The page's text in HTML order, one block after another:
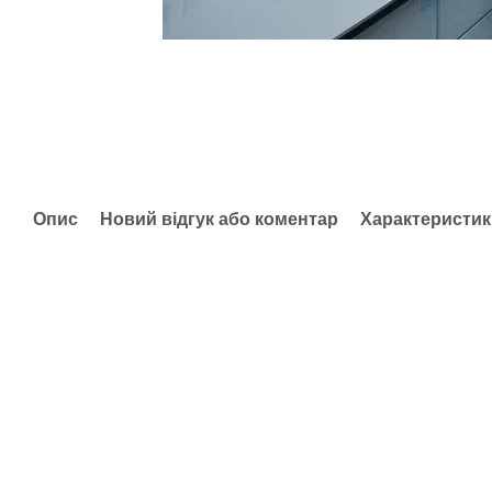
Опис Новий відгук або коментар